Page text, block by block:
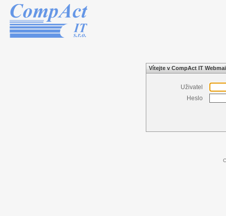
Vítejte v CompAct IT
Uživatel
Heslo